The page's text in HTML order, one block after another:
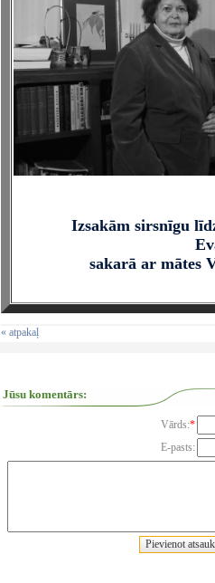
Izsakām sirsnīgu
‍sakarā ar mātes
« atpakaļ
Jūsu komentārs:
Vārds:*
E-pasts: